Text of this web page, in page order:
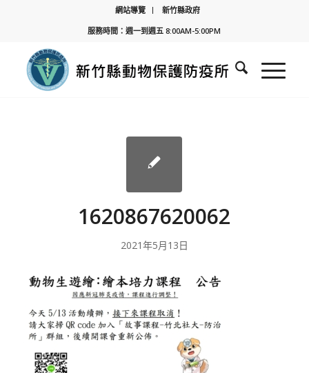
網站導覽
新竹縣政府
服務時間：週一到週五 8:00AM-5:00PM
1620867620062
2021年5月13日